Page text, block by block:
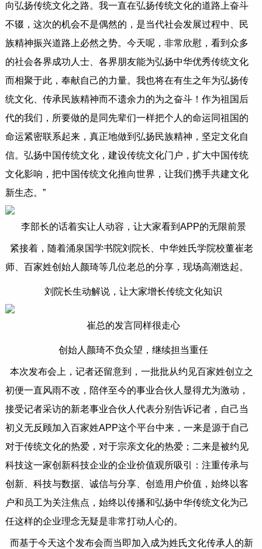
向弘扬传统文化之路。我一直在弘扬传统文化的道路上奋斗
不辍，这次的机会不是偶然的，是当代社会发展过程中、民
族精神振兴道路上必然之势。今天呢，非常欣慰，看到众多
的社会各界成功人士、各界朋友能为弘扬中华优秀传统文化
而相聚于此，奉献自己的力量。我也将在有生之年为弘扬传
统文化、传承民族精神而不遗余力的为之奋斗！作为祖国后
代的我们，所要做的是同先辈们一样把个人的命运同祖国的
命运紧密联系起来，真正地做到弘扬民族精神，坚定文化自
信。弘扬中国传统文化，建设传统文化门户，扩大中国传统
文化影响，把中国传统文化推向世界，让我们携手共建文化
新生态。”
李部长的话着实让人动容，让大家看到APP的无限前景
紧接着，随着涌泉国学书院刘院长、中华姓氏学院校董崔老
师、百家姓创始人颜琦等几位老总的分享，现场高潮迭起。
刘院长生动解说，让大家增长传统文化知识
崔总的发言同样很走心
创始人颜琦不负众望，继续担当重任
本次发布会上，记者还留意到，一批批从约见百家姓创立之
初便一直风雨不改，陪伴至今的事业合伙人显得尤为激动，
接受记者采访的新老事业合伙人代表分别告诉记者，自己当
初义无反顾加入百家姓APP这个平台中来，一来是源于自己
对于传统文化的热爱，对于宗亲文化的热爱；二来是被约见
科技这一家创新科技企业的企业价值观所吸引：注重传承与
创新、科技与数据、诚信与分享、创造用户价值，始终以客
户和员工为关注焦点，始终以传播和弘扬中华传统文化为己
任这样的企业理念无疑是非常打动人心的。
而基于今天这个发布会而当即加入成为姓氏文化传承人的新